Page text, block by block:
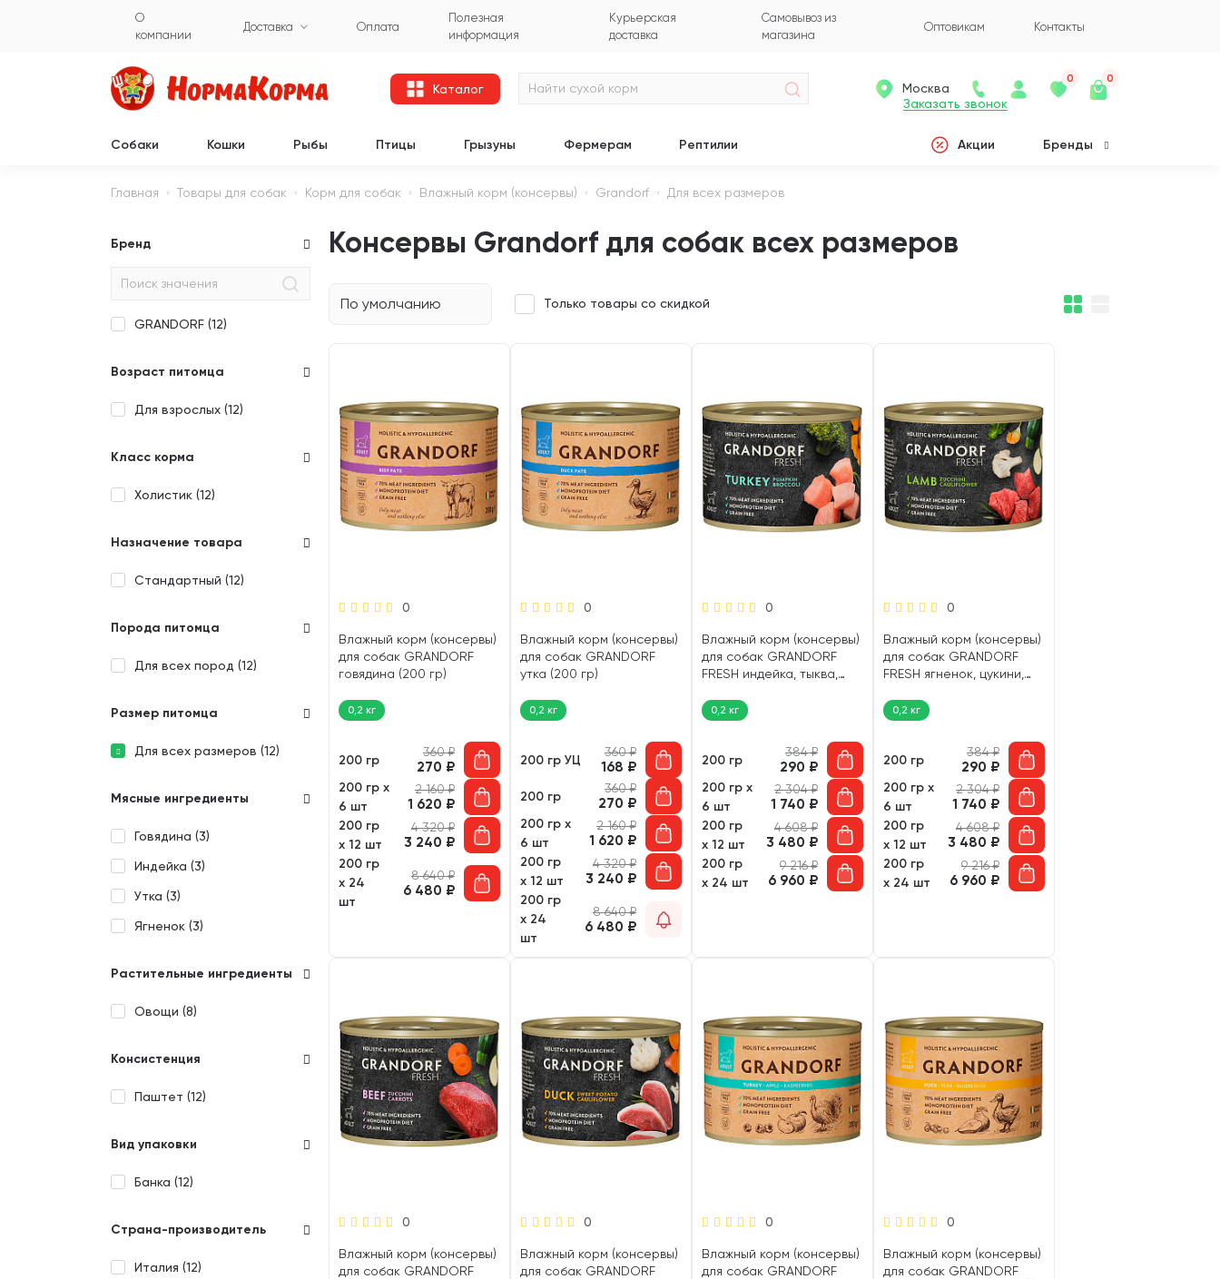
О
компании
Доставка Оплата
Полезная
информация
Курьерская
доставка
Самовывоз из
магазина
Оптовикам Контакты
Каталог
Заказать звонок
Москва
0 0
Собаки Кошки Рыбы Птицы Грызуны Фермерам Рептилии Акции Бренды
Главная Товары для собак Корм для собак Влажный корм (консервы) Grandorf Для всех размеров
Бренд
GRANDORF (12)
Возраст питомца
Для взрослых (12)
Класс корма
Холистик (12)
Назначение товара
Стандартный (12)
Порода питомца
Для всех пород (12)
Размер питомца
Для всех размеров (12)
Мясные ингредиенты
Говядина (3)
Индейка (3)
Утка (3)
Ягненок (3)
Растительные ингредиенты
Овощи (8)
Консистенция
Паштет (12)
Вид упаковки
Банка (12)
Страна-производитель
Италия (12)
Консервы Grandorf для собак всех размеров
По умолчанию Только товары со скидкой
0
Влажный корм (консервы)
для собак GRANDORF
говядина (200 гр)
0,2 кг
200 гр
360₽
270 ₽
200 гр х
6 шт
2 160₽
1 620 ₽
200 гр
х 12 шт
4 320₽
3 240 ₽
200 гр
х 24
шт
8 640₽
6 480 ₽
0
Влажный корм (консервы)
для собак GRANDORF
утка (200 гр)
0,2 кг
200 гр УЦ
360₽
168 ₽
200 гр
360₽
270 ₽
200 гр х
6 шт
2 160₽
1 620 ₽
200 гр
х 12 шт
4 320₽
3 240 ₽
200 гр
х 24
шт
8 640₽
6 480 ₽
0
Влажный корм (консервы)
для собак GRANDORF
FRESH индейка, тыква,
0,2 кг
200 гр
384₽
290 ₽
200 гр х
6 шт
2 304₽
1 740 ₽
200 гр
х 12 шт
4 608₽
3 480 ₽
200 гр
х 24 шт
9 216₽
6 960 ₽
0
Влажный корм (консервы)
для собак GRANDORF
FRESH ягненок, цукини,
0,2 кг
200 гр
384₽
290 ₽
200 гр х
6 шт
2 304₽
1 740 ₽
200 гр
х 12 шт
4 608₽
3 480 ₽
200 гр
х 24 шт
9 216₽
6 960 ₽
0
Влажный корм (консервы)
для собак GRANDORF
0
Влажный корм (консервы)
для собак GRANDORF
0
Влажный корм (консервы)
для собак GRANDORF
0
Влажный корм (консервы)
для собак GRANDORF